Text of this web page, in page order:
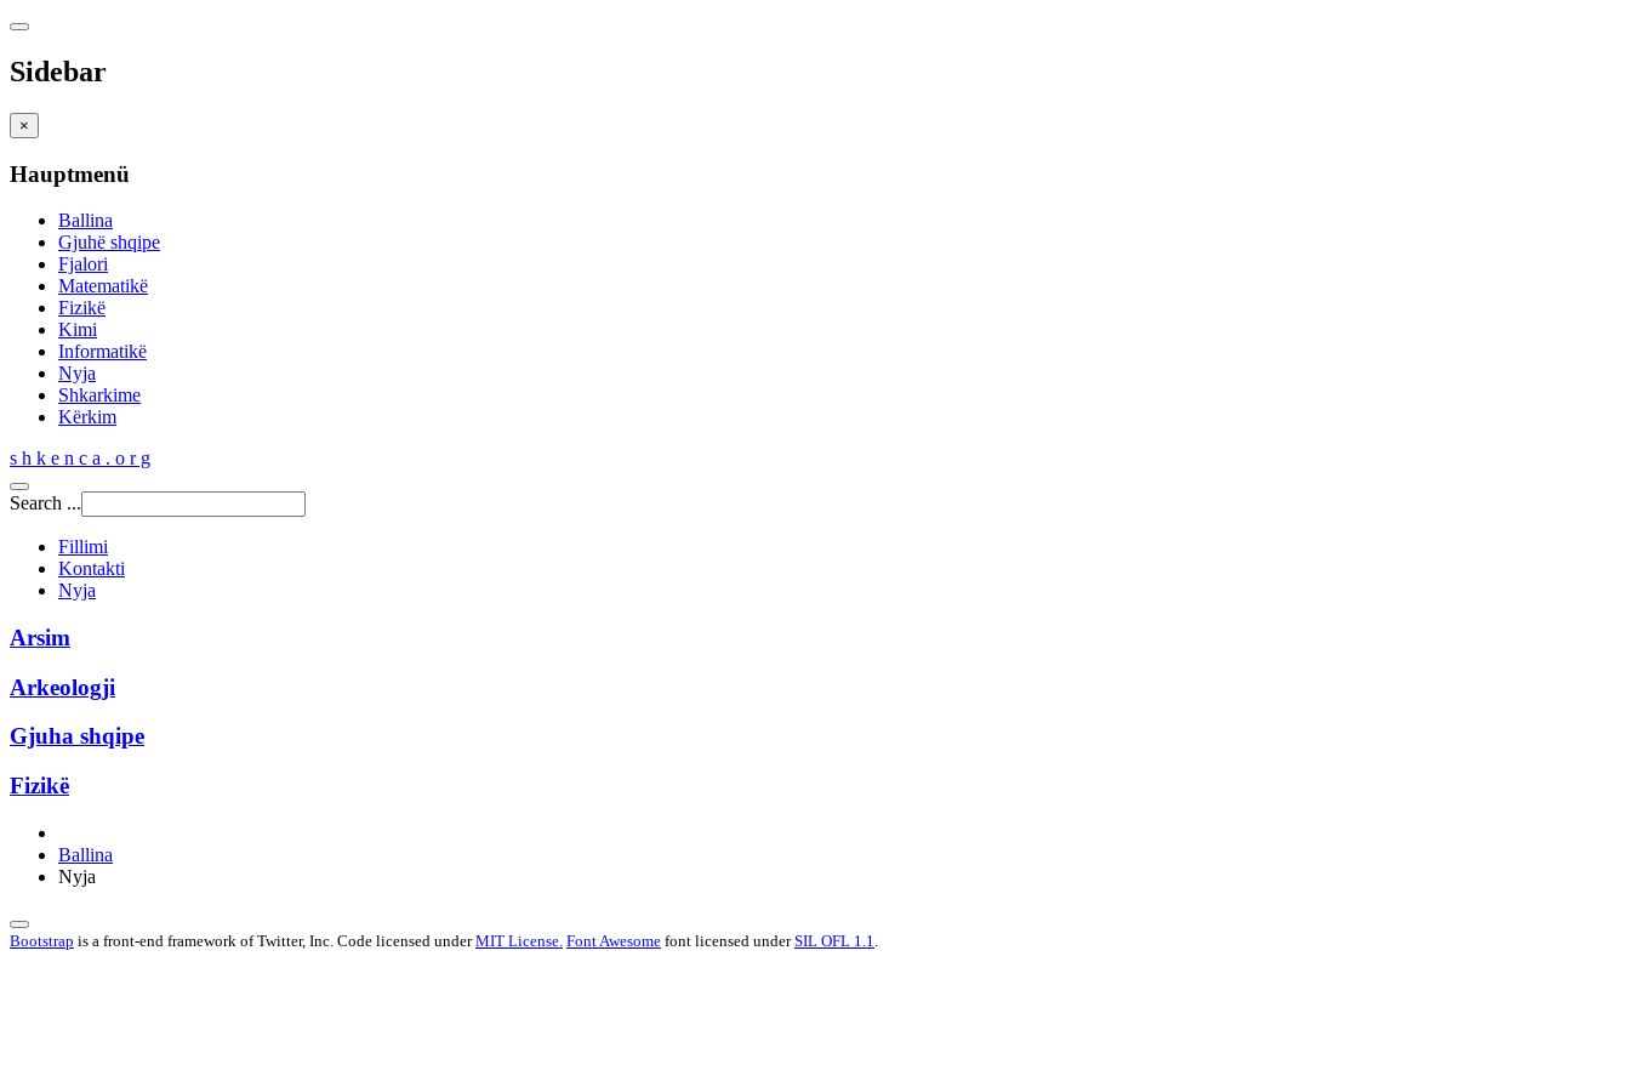
Sidebar
×
Hauptmenü
Ballina
Gjuhë shqipe
Fjalori
Matematikë
Fizikë
Kimi
Informatikë
Nyja
Shkarkime
Kërkim
s h k e n c a . o r g
Search ...
Fillimi
Kontakti
Nyja
Arsim
Arkeologji
Gjuha shqipe
Fizikë
Ballina
Nyja
Bootstrap is a front-end framework of Twitter, Inc. Code licensed underMIT License. Font Awesome font licensed underSIL OFL 1.1